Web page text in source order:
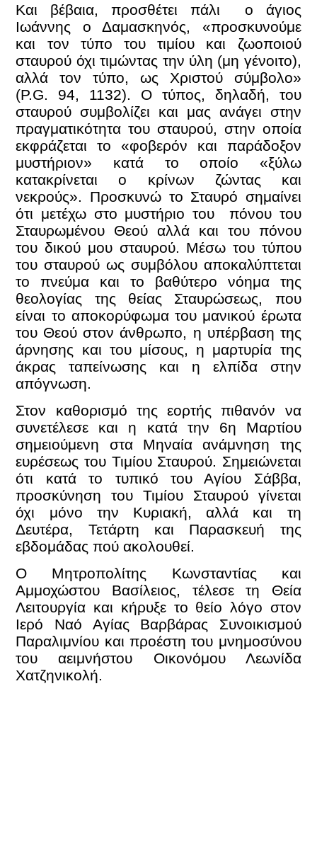
Και βέβαια, προσθέτει πάλι ο άγιος
Ιωάννης ο Δαμασκηνός, «προσκυνούμε
και τον τύπο του τιμίου και ζωοποιού
σταυρού όχι τιμώντας την ύλη (μη γένοιτο),
αλλά τον τύπο, ως Χριστού σύμβολο»
(P.G. 94, 1132). Ο τύπος, δηλαδή, του
σταυρού συμβολίζει και μας ανάγει στην
πραγματικότητα του σταυρού, στην οποία
εκφράζεται το «φοβερόν και παράδοξον
μυστήριον» κατά το οποίο «ξύλω
κατακρίνεται ο κρίνων ζώντας και
νεκρούς». Προσκυνώ το Σταυρό σημαίνει
ότι μετέχω στο μυστήριο του πόνου του
Σταυρωμένου Θεού αλλά και του πόνου
του δικού μου σταυρού. Μέσω του τύπου
του σταυρού ως συμβόλου αποκαλύπτεται
το πνεύμα και το βαθύτερο νόημα της
θεολογίας της θείας Σταυρώσεως, που
είναι το αποκορύφωμα του μανικού έρωτα
του Θεού στον άνθρωπο, η υπέρβαση της
άρνησης και του μίσους, η μαρτυρία της
άκρας ταπείνωσης και η ελπίδα στην
απόγνωση.
Στον καθορισμό της εορτής πιθανόν να
συνετέλεσε και η κατά την 6η Μαρτίου
σημειούμενη στα Μηναία ανάμνηση της
ευρέσεως του Τιμίου Σταυρού. Σημειώνεται
ότι κατά το τυπικό του Αγίου Σάββα,
προσκύνηση του Τιμίου Σταυρού γίνεται
όχι μόνο την Κυριακή, αλλά και τη
Δευτέρα, Τετάρτη και Παρασκευή της
εβδομάδας πού ακολουθεί.
Ο Μητροπολίτης Κωνσταντίας και
Αμμοχώστου Βασίλειος, τέλεσε τη Θεία
Λειτουργία και κήρυξε το θείο λόγο στον
Ιερό Ναό Αγίας Βαρβάρας Συνοικισμού
Παραλιμνίου και προέστη του μνημοσύνου
του αειμνήστου Οικονόμου Λεωνίδα
Χατζηνικολή.